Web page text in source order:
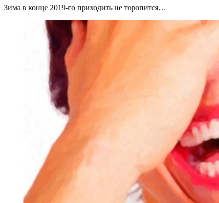
Зима в конце 2019-го приходить не торопится…